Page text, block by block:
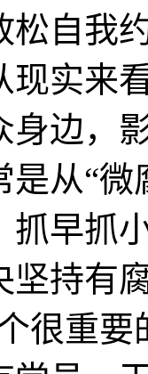
松自我
现实来
身边，
是从“
抓早抓
坚持有
很重